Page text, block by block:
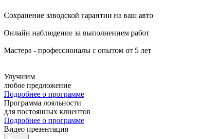
Сохранение заводской гарантии на ваш авто
Онлайн наблюдение за выполнением работ
Мастера - профессионалы с опытом от 5 лет
Улучшим
любое предложение
Подробнее о программе
Программа лояльности
для постоянных клиентов
Подробнее о программе
Видео презентация